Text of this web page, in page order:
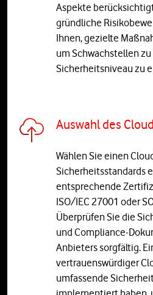
Aspekte
gründliche
Ihnen, gezielte
um Schwachstellen
Sicherheitsniveau zu
Auswahl des
Wählen Sie einen
Sicherheitsstandards
entsprechende
ISO/IEC 27001 oder
Überprüfen Sie die
und Compliance-
Anbieters sorgfältig.
vertrauenswürdiger
umfassende